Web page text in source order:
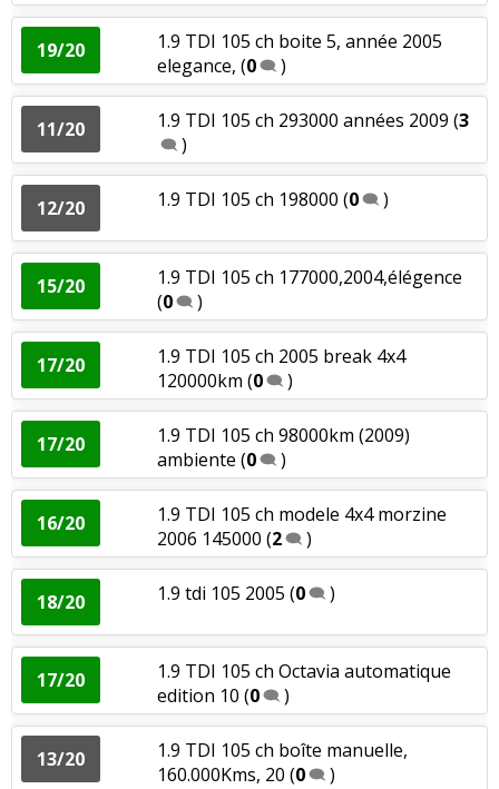
Entretien (coût) :3aiment2n'aiment pas
Prix pièces détach.:1n'aime pas
Puissance moteur et relances
pas
Couple moteur
Entretien (coût) :3aiment2 n'aiment pas
Agrément:8aiment3n'aiment pas
Consommation:11aiment2n'aiment pas
Autonomie aime 1 n'aime pas
Bruit moteur:2aiment3n'aiment pas
19/20
1.9 TDI 105 ch boite 5, année 2005
elegance, (0 )
11/20 1.9 TDI 105 ch 293000 années 2009 (3
)
12/20 1.9 TDI 105 ch 198000 (0 )
15/20
1.9 TDI 105 ch 177000,2004,élégence
(0 )
17/20
1.9 TDI 105 ch 2005 break 4x4
120000km (0 )
17/20
1.9 TDI 105 ch 98000km (2009)
ambiente (0 )
16/20
1.9 TDI 105 ch modele 4x4 morzine
2006 145000 (2 )
18/20 1.9 tdi 105 2005 (0 )
17/20
1.9 TDI 105 ch Octavia automatique
edition 10 (0 )
13/20
1.9 TDI 105 ch boîte manuelle,
160.000Kms, 20 (0 )